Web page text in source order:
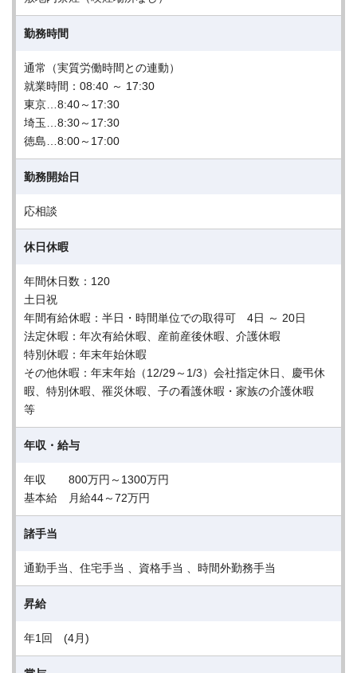
勤務時間
通常（実質労働時間との連動）
就業時間：08:40 ～ 17:30
東京…8:40～17:30
埼玉…8:30～17:30
徳島…8:00～17:00
勤務開始日
応相談
休日休暇
年間休日数：120
土日祝
年間有給休暇：半日・時間単位での取得可 4日 ～ 20日
法定休暇：年次有給休暇、産前産後休暇、介護休暇
特別休暇：年末年始休暇
その他休暇：年末年始（12/29～1/3）会社指定休日、慶弔休
暇、特別休暇、罹災休暇、子の看護休暇・家族の介護休暇
等
年収・給与
年収 800万円～1300万円
基本給 月給44～72万円
諸手当
通勤手当、住宅手当 、資格手当 、時間外勤務手当
昇給
年1回 (4月)